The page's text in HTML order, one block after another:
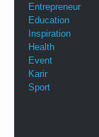
Entrepreneur
Education
Inspiration
Health
Event
Karir
Sport